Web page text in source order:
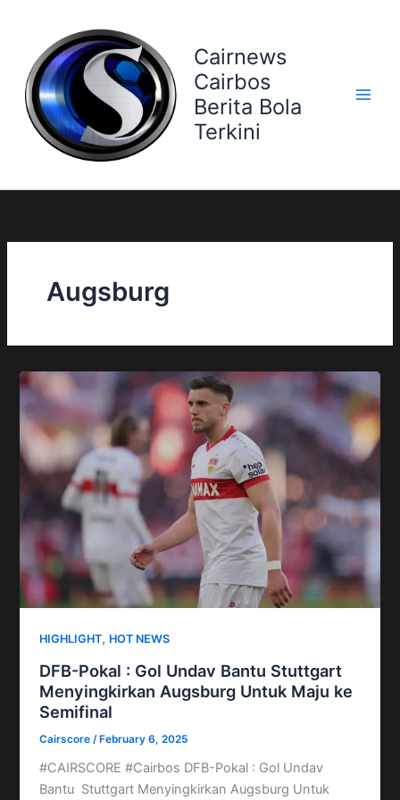
content
Cairnews
Cairbos
Berita Bola
Terkini
Augsburg
HIGHLIGHT, HOT NEWS
DFB-Pokal : Gol Undav Bantu Stuttgart
Menyingkirkan Augsburg Untuk Maju ke
Semifinal
Cairscore /February 6, 2025
#CAIRSCORE #Cairbos DFB-Pokal : Gol Undav
Bantu Stuttgart Menyingkirkan Augsburg Untuk